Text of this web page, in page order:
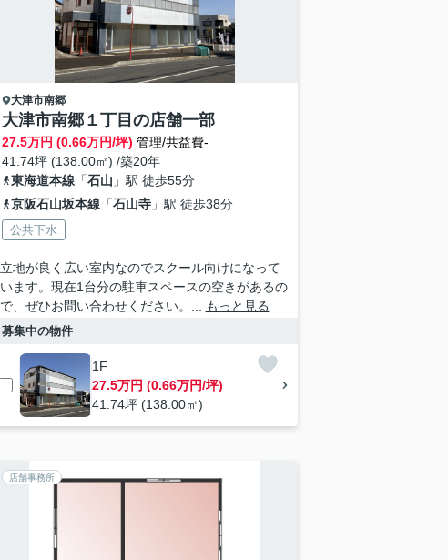
大津市南郷
大津市南郷１丁目の店舗一部
27.5万円 (0.66万円/坪) 管理/共益費-
41.74坪 (138.00㎡) /築20年
東海道本線「石山 」駅 徒歩55分
京阪石山坂本線「石山寺」駅 徒歩38分
公共下水
立地が良く広い室内なのでスクール向けになって
います。現在1台分の駐車スペースの空きがあるの
で、ぜひお問い合わせください。...
もっと見る
募集中の物件
1F
27.5万円 (0.66万円/坪)
41.74坪 (138.00㎡)
店舗事務所